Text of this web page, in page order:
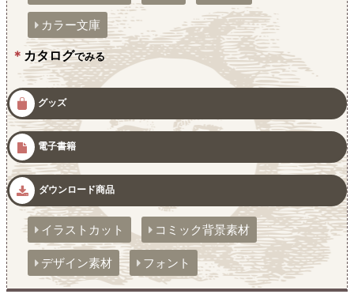
カラー文庫
カタログでみる
グッズ
電子書籍
ダウンロード商品
イラストカット コミック背景素材
デザイン素材 フォント